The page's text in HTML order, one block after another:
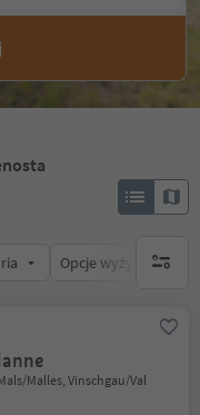
Opcje wyżywieniabrak
Malles, Vinschgau/Val